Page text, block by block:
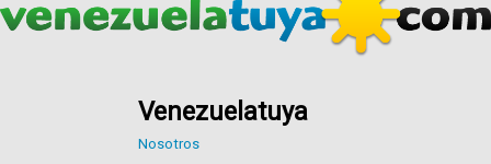
Venezuelatuya
Nosotros